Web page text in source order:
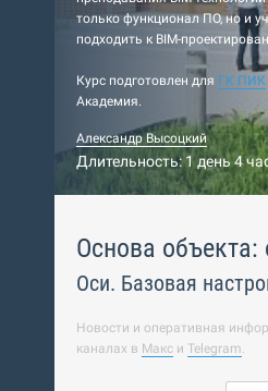
только функционал ПО, но и
подходить к BIM-
Курс подготовлен для ГК ПИК
Академия.
Александр Высоцкий
Длительность: 1 день 4
Основа объекта:
Оси. Базовая
Новости и оперативная
каналах в Макс и Telegram.